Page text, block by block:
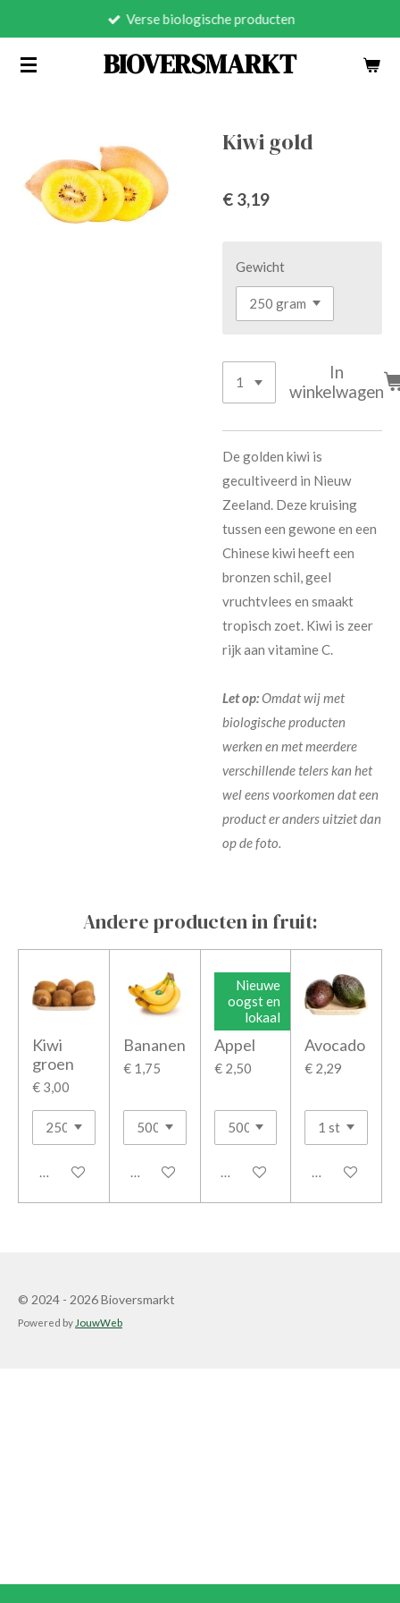
naar
BIOVERSMARKT
Verse biologische producten
Kiwi gold
€ 3,19
Gewicht
In
winkelwagen
De golden kiwi is
gecultiveerd in Nieuw
Zeeland. Deze kruising
tussen een gewone en een
Chinese kiwi heeft een
bronzen schil, geel
vruchtvlees en smaakt
tropisch zoet. Kiwi is zeer
rijk aan vitamine C.
Let op:Omdat wij met
biologische producten
werken en met meerdere
verschillende telers kan het
wel eens voorkomen dat een
product er anders uitziet dan
op de foto.
Andere producten in fruit:
Kiwi
groen
€ 3,00
In winkelwagen
Bananen
€ 1,75
In winkelwagen
Nieuwe
oogst en
lokaal
Appel
€ 2,50
In winkelwagen
Avocado
€ 2,29
In
© 2024 - 2026 Bioversmarkt
Powered by JouwWeb